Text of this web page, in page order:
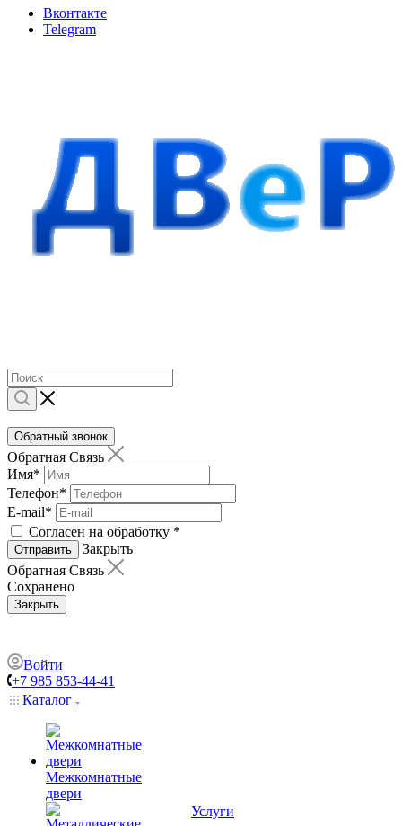
Вконтакте
Telegram
Обратный звонок
Обратная Связь
Имя*
Телефон*
E-mail*
Согласен на обработку *
Отправить
Закрыть
Обратная Связь
Сохранено
Закрыть
Войти
+7 985 853-44-41
Каталог
Межкомнатные
двери
Услуги